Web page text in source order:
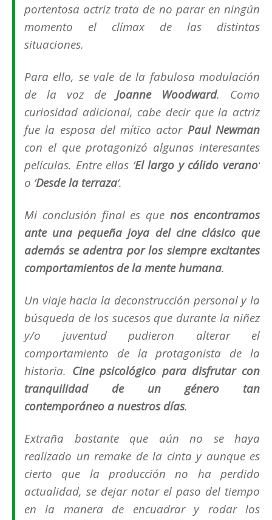
portentosa actriz trata de no parar en ningún
momento el clímax de las distintas
situaciones.
Para ello, se vale de la fabulosa modulación
de la voz de Joanne Woodward. Como
curiosidad adicional, cabe decir que la actriz
fue la esposa del mítico actor Paul Newman
con el que protagonizó algunas interesantes
películas. Entre ellas ‘El largo y cálido verano‘
o ‘Desde la terraza‘.
Mi conclusión final es quenos encontramos
ante una pequeña joya del cine clásico que
además se adentra por los siempre excitantes
comportamientos de la mente humana.
Un viaje hacia la deconstrucción personal y la
búsqueda de los sucesos que durante la niñez
y/o juventud pudieron alterar el
comportamiento de la protagonista de la
historia. Cine psicológico para disfrutar con
tranquilidad de un género tan
contemporáneo a nuestros días.
Extraña bastante que aún no se haya
realizado un remake de la cinta y aunque es
cierto que la producción no ha perdido
actualidad, se dejar notar el paso del tiempo
en la manera de encuadrar y rodar los